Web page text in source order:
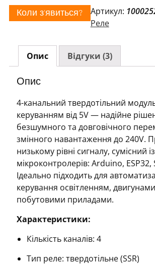
Коли з'явиться? Артикул:
Реле
Опис Відгуки (3)
Опис
4-канальний твердотільний
керуванням від 5V — надійне
безшумного та довговічного
змінного навантаження до 240V.
низькому рівні сигналу, сумісний
мікроконтролерів: Arduino,
Ідеально підходить для
керування освітленням,
побутовими приладами.
Характеристики:
Кількість каналів: 4
Тип реле: твердотільне (SSR)